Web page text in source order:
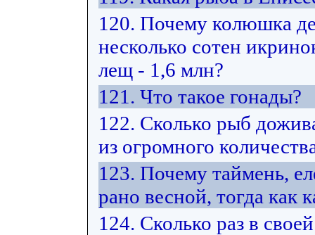
120. Почему колюшка
несколько сотен
лещ - 1,6 млн?
121. Что такое гонады?
122. Сколько рыб
из огромного
123. Почему таймень,
рано весной, тогда как
124. Сколько раз в